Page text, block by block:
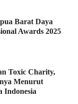
Barat Daya
Awards 2025
Toxic Charity,
Menurut
Indonesia